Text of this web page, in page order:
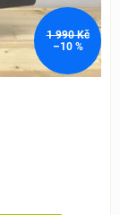
1 990 Kč
–10 %